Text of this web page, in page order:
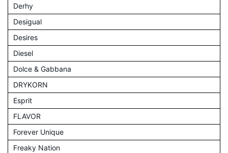
Derhy
Desigual
Desires
Diesel
Dolce & Gabbana
DRYKORN
Esprit
FLAVOR
Forever Unique
Freaky Nation